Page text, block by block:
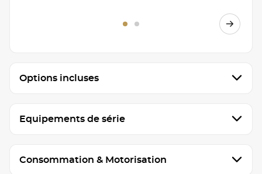
Options incluses
Equipements de série
Consommation & Motorisation